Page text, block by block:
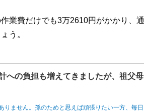
業費だけでも3万2610円がかかり、
う。
への負担も増えてきましたが、祖父
ません。孫のためと思えば頑張りたい一方、毎日